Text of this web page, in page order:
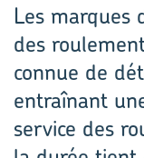
Les marques
des
connue de
entraînant
service des